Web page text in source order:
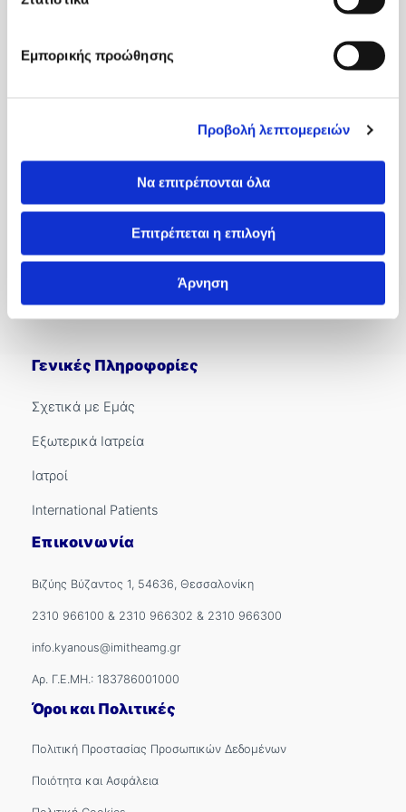
Εμπορικής προώθησης
Προβολή λεπτομερειών
Να επιτρέπονται όλα
Επιτρέπεται η επιλογή
Άρνηση
κατάλληλη αγγειοχειρουργική θεραπεία σε εξειδικευμένα
ακρωτηριασμού.
Γενικές Πληροφορίες
Σχετικά με Εμάς
Εξωτερικά Ιατρεία
Ιατροί
International Patients
Επικοινωνία
Βιζύης Βύζαντος 1, 54636, Θεσσαλονίκη
2310 966100 & 2310 966302 & 2310 966300
info.kyanous@imitheamg.gr
Αρ. Γ.Ε.ΜΗ.: 183786001000
Όροι και Πολιτικές
Πολιτική Προστασίας Προσωπικών Δεδομένων
Ποιότητα και Ασφάλεια